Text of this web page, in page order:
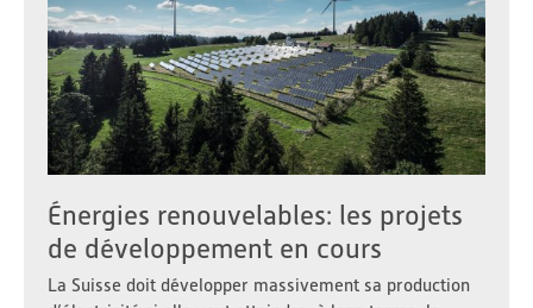
Énergies renouvelables: les projets
de développement en cours
La Suisse doit développer massivement sa production